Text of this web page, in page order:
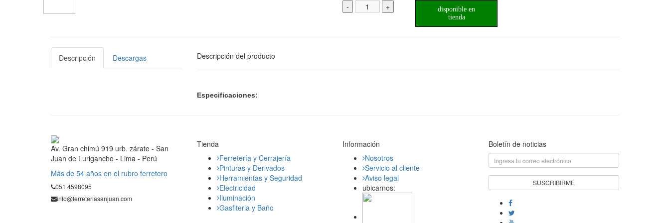
- +
disponible en
tienda
Descripción Descargas Descripción del producto
Especificaciones:
Av. Gran chimú 919 urb. zárate - San
Juan de Lurigancho - Lima - Perú
Mås de 54 años en el rubro ferretero
051 4598095
info@ferreteriasanjuan.com
Tienda
Ferretería y Cerrajería
Pinturas y Derivados
Herramientas y Seguridad
Electricidad
Iluminación
Gasfiteria y Baño
Información
Nosotros
Servicio al cliente
Aviso legal
ubicarnos:
Boletín de noticias